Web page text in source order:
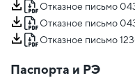
Отказное письмо
Отказное письмо
Отказное письмо
Паспорта и РЭ